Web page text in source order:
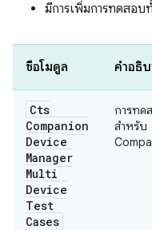
มีการเพิ่มการทดสอบ
ชื่อโมดูล คำอธิ
Cts
Companion
Device
Manager
Multi
Device
Test
Cases
การท
สำหรับ